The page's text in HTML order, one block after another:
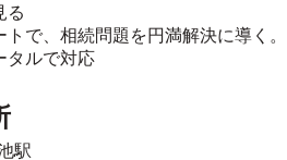
る
で、相続問題を円満解決に導く。
タルで対応
駅